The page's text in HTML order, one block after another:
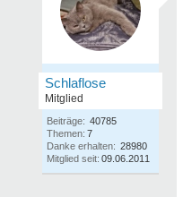
Schlaflose
Mitglied
Beiträge: 40785
Themen: 7
Danke erhalten: 28980
Mitglied seit: 09.06.2011